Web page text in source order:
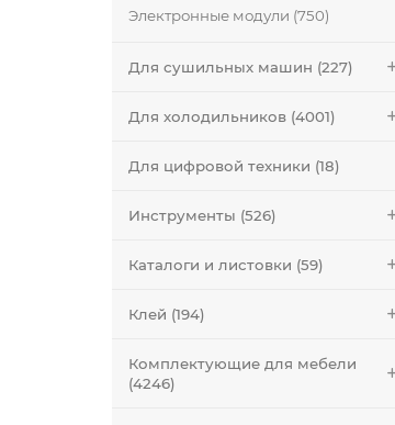
Электронные модули (750)
Для сушильных машин (227)
Для холодильников (4001)
Для цифровой техники (18)
Инструменты (526)
Каталоги и листовки (59)
Клей (194)
Комплектующие для мебели
(4246)